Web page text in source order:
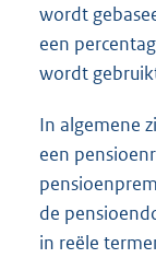
wordt
een
wordt
In algemene
een
de
in reële